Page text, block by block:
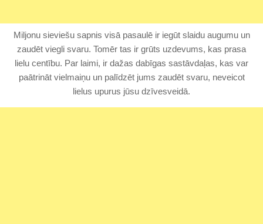
Miljonu sieviešu sapnis visā pasaulē ir iegūt slaidu augumu un
zaudēt viegli svaru. Tomēr tas ir grūts uzdevums, kas prasa
lielu centību. Par laimi, ir dažas dabīgas sastāvdaļas, kas var
paātrināt vielmaiņu un palīdzēt jums zaudēt svaru, neveicot
lielus upurus jūsu dzīvesveidā.